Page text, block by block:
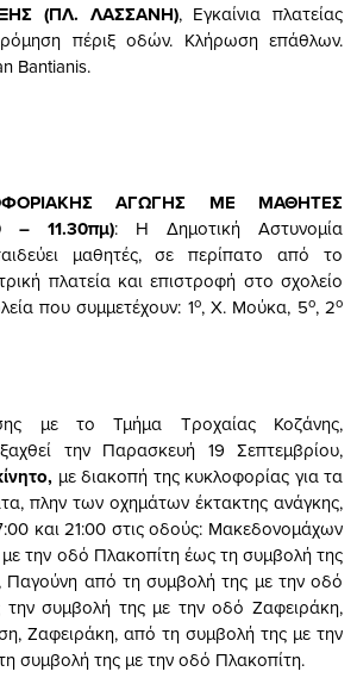
(ΠΛ. ΛΑΣΣΑΝΗ), Εγκαίνια πλατείας
πέριξ οδών. Κλήρωση επάθλων.
Bantianis.
ΑΓΩΓΗΣ ΜΕ ΜΑΘΗΤΕΣ
– 11.30πμ): Η Δημοτική Αστυνομία
μαθητές, σε περίπατο από το
πλατεία και επιστροφή στο σχολείο
που συμμετέχουν: 1ο, Χ. Μούκα, 5ο, 2ο
με το Τμήμα Τροχαίας Κοζάνης,
την Παρασκευή 19 Σεπτεμβρίου,
με διακοπή της κυκλοφορίας για τα
πλην των οχημάτων έκτακτης ανάγκης,
και 21:00 στις οδούς: Μακεδονομάχων
την οδό Πλακοπίτη έως τη συμβολή της
από τη συμβολή της με την οδό
συμβολή της με την οδό Ζαφειράκη,
Ζαφειράκη, από τη συμβολή της με την
συμβολή της με την οδό Πλακοπίτη.